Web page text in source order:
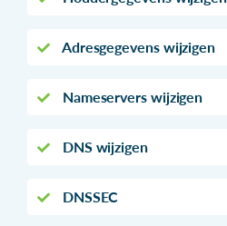
Adresgegevens wijzigen
Nameservers wijzigen
DNS wijzigen
DNSSEC